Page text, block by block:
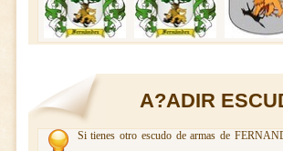
A?ADIR
Si tienes otro escudo de armas de